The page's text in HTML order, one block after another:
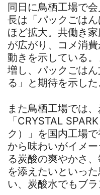
同日に鳥栖工場で
長は「パックごは
ほど拡大。共働き
が広がり、コメ消
動きを示している
増し、パックごは
る」と期待を示した
また鳥栖工場では
「CRYSTAL
ク）」を国内工場
から味わいがイメ
る炭酸の爽やかさ
を添えたいといっ
い、炭酸水でもブラ